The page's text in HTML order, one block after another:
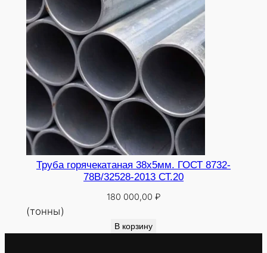
Труба горячекатаная 38х5мм. ГОСТ 8732-
78В/32528-2013 СТ.20
180 000,00 ₽
(тонны)
В корзину